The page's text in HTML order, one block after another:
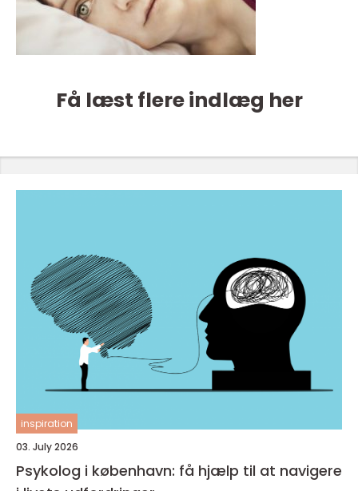
Få læst flere indlæg her
inspiration
03. July 2026
Psykolog i københavn: få hjælp til at navigere